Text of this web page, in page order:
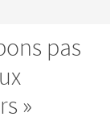
pas
»